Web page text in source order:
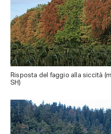
Risposta del faggio alla siccità
SH)